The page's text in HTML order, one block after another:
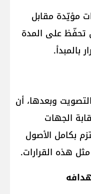
بتسعة (9) أصوات مؤيّدة مقابل
من تحفّظ على المدة
بالمبدأ.
وبعدها، أن
الجهات
بكامل الأصول
مثل هذه القرارات.